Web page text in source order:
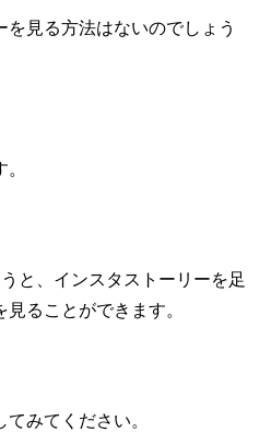
見る方法はないのでしょう
と、インスタストーリーを足
ることができます。
みてください。